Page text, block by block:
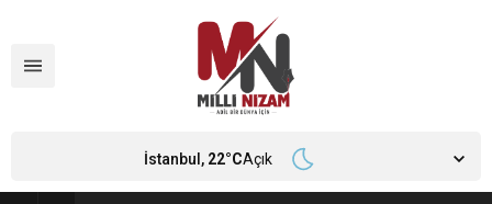
İstanbul, 22°CAçık